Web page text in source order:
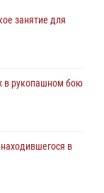
занятие для
в рукопашном бою
в